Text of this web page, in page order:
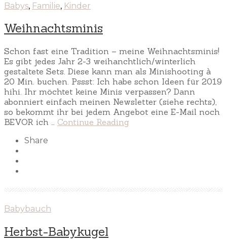
Babys, Familie, Kinder
Weihnachtsminis
Schon fast eine Tradition – meine Weihnachtsminis!
Es gibt jedes Jahr 2-3 weihanchtlich/winterlich
gestaltete Sets. Diese kann man als Minishooting à
20 Min. buchen. Pssst: Ich habe schon Ideen für 2019
hihi. Ihr möchtet keine Minis verpassen? Dann
abonniert einfach meinen Newsletter (siehe rechts),
so bekommt ihr bei jedem Angebot eine E-Mail noch
BEVOR ich … Continue Reading
Share
Babybauch
Herbst-Babykugel